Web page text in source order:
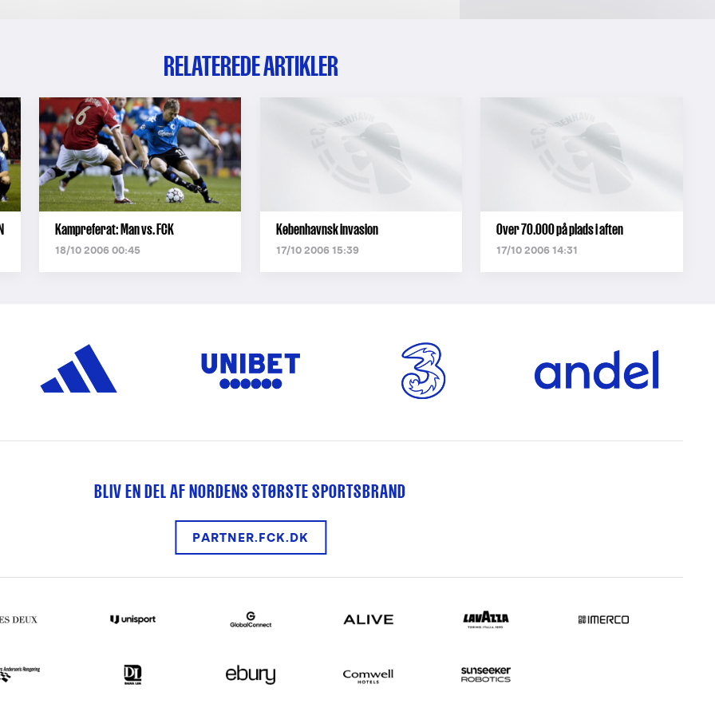
RELATEREDE ARTIKLER
Kampreferat: Man vs. FCK
18/10 2006 00:45
Københavnsk invasion
17/10 2006 15:39
Over 70.000 på plads i aften
17/10 2006 14:31
BLIV EN DEL AF NORDENS STØRSTE SPORTSBRAND
PARTNER.FCK.DK